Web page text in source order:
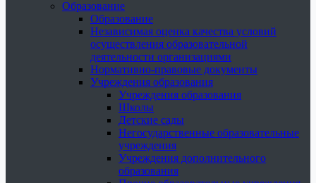
Образование
Образование
Независимая оценка качества условий
осуществления образовательной
деятельности организациями
Нормативно-правовые документы
Учреждения образования
Учреждения образования
Школы
Детские сады
Негосударственные образовательные
учреждения
Учреждения дополнительного
образования